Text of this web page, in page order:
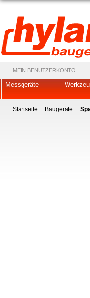
MEIN BENUTZERKONTO
Messgeräte
Startseite Baugeräte